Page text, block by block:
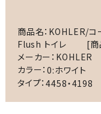
商品名：KOHLER/
Flush トイレ
[商品
メーカー：KOHLER
カラー：0:ホワイト
タイプ：4458・4198